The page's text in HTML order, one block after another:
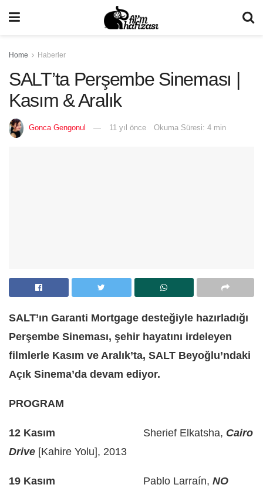
Home Haberler
SALT’ta Perşembe Sineması |
Kasım & Aralık
Gonca Gengonul 11 yıl önce Okuma Süresi: 4 min
SALT’ın Garanti Mortgage desteğiyle hazırladığı
Perşembe Sineması, şehir hayatını irdeleyen
filmlerle Kasım ve Aralık’ta, SALT Beyoğlu’ndaki
Açık Sinema’da devam ediyor.
PROGRAM
12 Kasım Sherief Elkatsha, Cairo
Drive [Kahire Yolu], 2013
19 Kasım Pablo Larraín, NO